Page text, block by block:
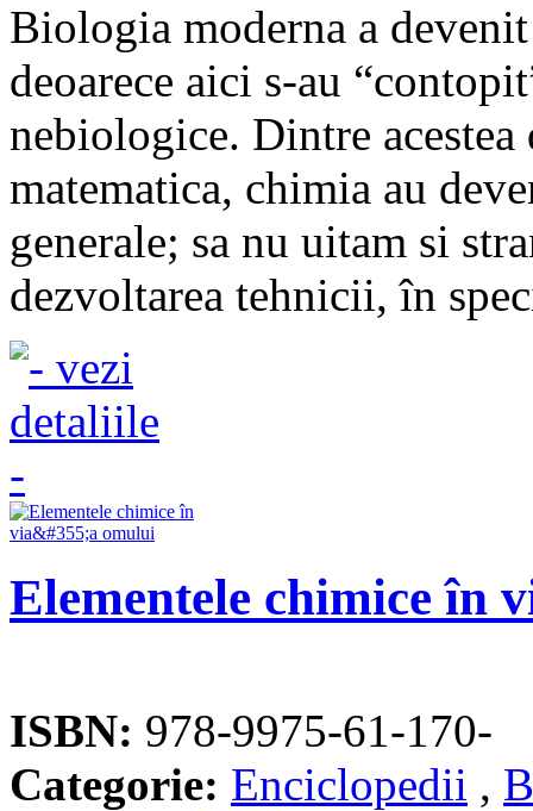
Biologia moderna a
deoarece aici s-au
nebiologice. Dintre
matematica, chimia au
generale; sa nu uitam si
dezvoltarea tehnicii, în
Elementele chimice în
ISBN: 978-9975-61-170-
Categorie: Enciclopedii ,